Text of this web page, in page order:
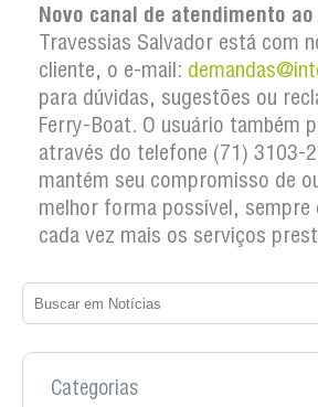
Novo canal de atendimento
Travessias Salvador está com
cliente, o e-mail:
para dúvidas, sugestões ou
Ferry-Boat. O usuário também
através do telefone (71) 3103-
mantém seu compromisso de
melhor forma possível,
cada vez mais os serviços
Categorias